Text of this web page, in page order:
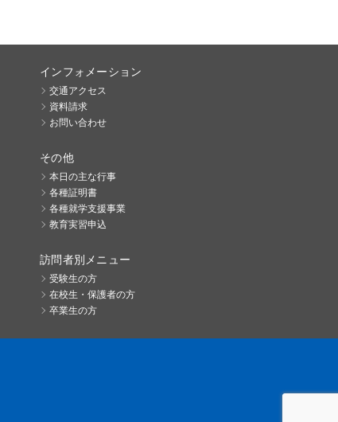
インフォメーション
交通アクセス
資料請求
お問い合わせ
その他
本日の主な行事
各種証明書
各種就学支援事業
教育実習申込
訪問者別メニュー
受験生の方
在校生・保護者の方
卒業生の方